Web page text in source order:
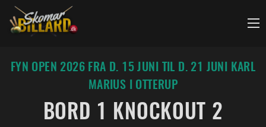
Fortsæt
indhold
FYN OPEN 2026 FRA D. 15 JUNI TIL D. 21 JUNI KARL
MARIUS I OTTERUP
BORD 1 KNOCKOUT 2